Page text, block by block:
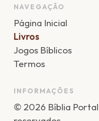
NAVEGAÇÃO
Página Inicial
Livros
Jogos Bíblicos
Termos
INFORMAÇÕES
© 2026 Bíblia Portal